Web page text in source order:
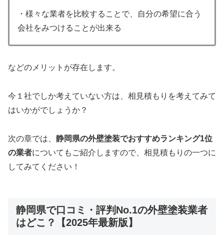
・様々な業者を比較することで、自分の希望に合う
会社をみつけることが出来る
などのメリットが存在します。
今１社でしか考えていない方は、相見積もりを考えてみて
はいかがでしょうか？
次の章では、 静岡県の外壁塗装でおすすめランキング1位
の業者についてもご紹介しますので、相見積もりの一つに
してみてください！
静岡県で口コミ・評判No.1の外壁塗装業者
はどこ？【2025年最新版】